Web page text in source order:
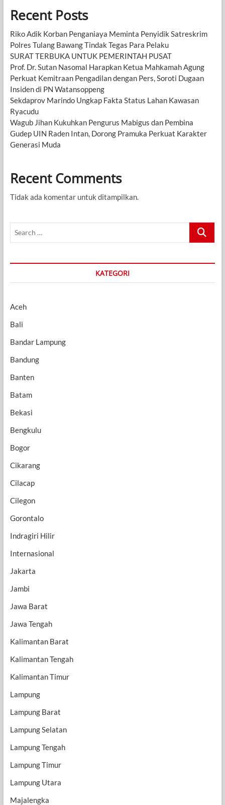
Recent Posts
Riko Adik Korban Penganiaya Meminta Penyidik Satreskrim
Polres Tulang Bawang Tindak Tegas Para Pelaku
SURAT TERBUKA UNTUK PEMERINTAH PUSAT
Prof. Dr. Sutan Nasomal Harapkan Ketua Mahkamah Agung
Perkuat Kemitraan Pengadilan dengan Pers, Soroti Dugaan
Insiden di PN Watansoppeng
Sekdaprov Marindo Ungkap Fakta Status Lahan Kawasan
Ryacudu
Wagub Jihan Kukuhkan Pengurus Mabigus dan Pembina
Gudep UIN Raden Intan, Dorong Pramuka Perkuat Karakter
Generasi Muda
Recent Comments
Tidak ada komentar untuk ditampilkan.
Search
KATEGORI
Aceh
Bali
Bandar Lampung
Bandung
Banten
Batam
Bekasi
Bengkulu
Bogor
Cikarang
Cilacap
Cilegon
Gorontalo
Indragiri Hilir
Internasional
Jakarta
Jambi
Jawa Barat
Jawa Tengah
Kalimantan Barat
Kalimantan Tengah
Kalimantan Timur
Lampung
Lampung Barat
Lampung Selatan
Lampung Tengah
Lampung Timur
Lampung Utara
Majalengka